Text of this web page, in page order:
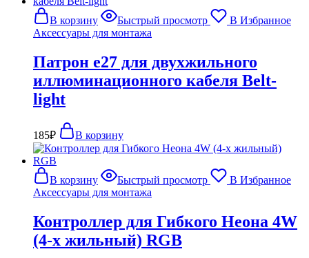
В корзину Быстрый просмотр
В Избранное
Аксессуары для монтажа
Патрон e27 для двухжильного
иллюминационного кабеля Belt-
light
185₽ В корзину
В корзину Быстрый просмотр
В Избранное
Аксессуары для монтажа
Контроллер для Гибкого Неона 4W
(4-х жильный) RGB